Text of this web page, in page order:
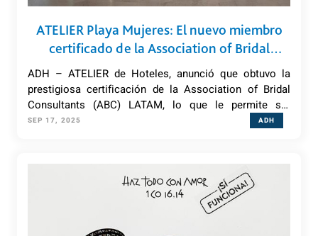
ATELIER Playa Mujeres: El nuevo miembro
certificado de la Association of Bridal
Consultants (ABC) LATAM en turismo de
romance
ADH – ATELIER de Hoteles, anunció que obtuvo la
prestigiosa certificación de la Association of Bridal
Consultants (ABC) LATAM, lo que le permite ser
miembro activo de esa Asociación.
SEP 17, 2025 ADH